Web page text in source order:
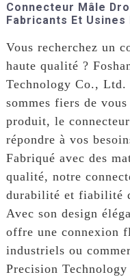
Connecteur Mâle
Fabricants Et Usines
Vous recherchez un
haute qualité ?
Technology Co.,
sommes fiers de
produit, le
répondre à vos
Fabriqué avec des
qualité, notre
durabilité et fiabilité
Avec son design
offre une connexion
industriels ou
Precision